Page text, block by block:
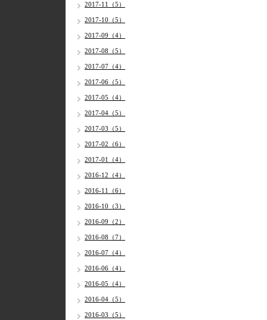
2017-11（5）
2017-10（5）
2017-09（4）
2017-08（5）
2017-07（4）
2017-06（5）
2017-05（4）
2017-04（5）
2017-03（5）
2017-02（6）
2017-01（4）
2016-12（4）
2016-11（6）
2016-10（3）
2016-09（2）
2016-08（7）
2016-07（4）
2016-06（4）
2016-05（4）
2016-04（5）
2016-03（5）